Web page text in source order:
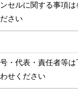
セルに関する事項
さい
・代表・責任者等は
せください